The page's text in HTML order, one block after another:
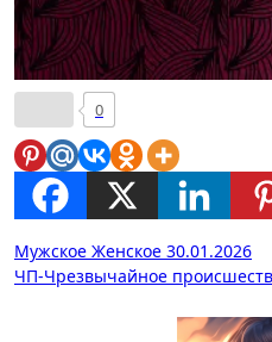
0
Навигация
по
Мужское Женское 30.01.2026
ЧП-Чрезвычайное